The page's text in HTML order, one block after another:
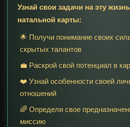
Узнай свои задачи на эту
натальной карты:
🌟 Получи понимание своих
скрытых талантов
💼 Раскрой свой потенциал в
❤️ Узнай особенности своей
отношений
🌈 Определи свое
миссию